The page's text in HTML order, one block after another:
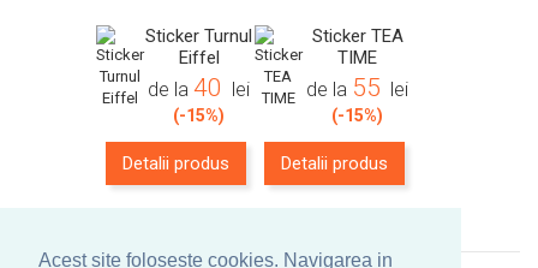
Acest site foloseste cookies. Navigarea in
Sticker Turnul
Eiffel
de la40 lei
(-15%)
Detalii produs
Sticker TEA
TIME
de la 55 lei
(-15%)
Detalii produs